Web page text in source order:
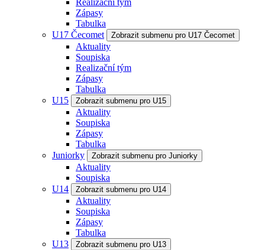
Realizační tým
Zápasy
Tabulka
U17 Čecomet
Zobrazit submenu pro U17 Čecomet
Aktuality
Soupiska
Realizační tým
Zápasy
Tabulka
U15
Zobrazit submenu pro U15
Aktuality
Soupiska
Zápasy
Tabulka
Juniorky
Zobrazit submenu pro Juniorky
Aktuality
Soupiska
U14
Zobrazit submenu pro U14
Aktuality
Soupiska
Zápasy
Tabulka
U13
Zobrazit submenu pro U13